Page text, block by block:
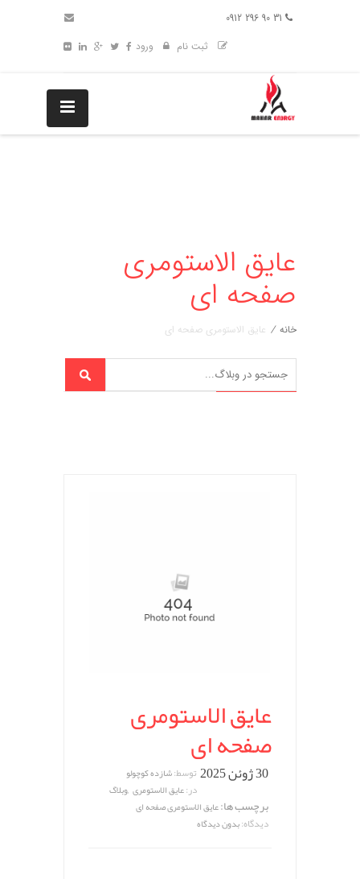
ثبت نام
ورود
عایق الاستومری
صفحه ای
خانه / عایق الاستومری صفحه ای
عایق الاستومری
صفحه ای
30 ژوئن 2025 توسط:شازده کوچولو
در:عایق الاستومری ,وبلاگ
برچسب ها:عایق الاستومری صفحه ای
دیدگاه:بدون دیدگاه